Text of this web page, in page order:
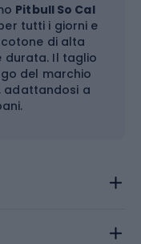
Pitbull So Cal
tutti i giorni e
di alta
durata. Il taglio
del marchio
adattandosi a